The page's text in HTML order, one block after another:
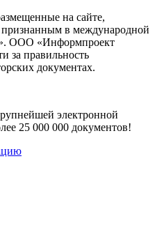
на сайте,
признанным в международной
ООО «Информпроект
за правильность
документах.
электронной
25 000 000 документов!